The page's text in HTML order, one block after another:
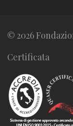
© 2026
Certificata